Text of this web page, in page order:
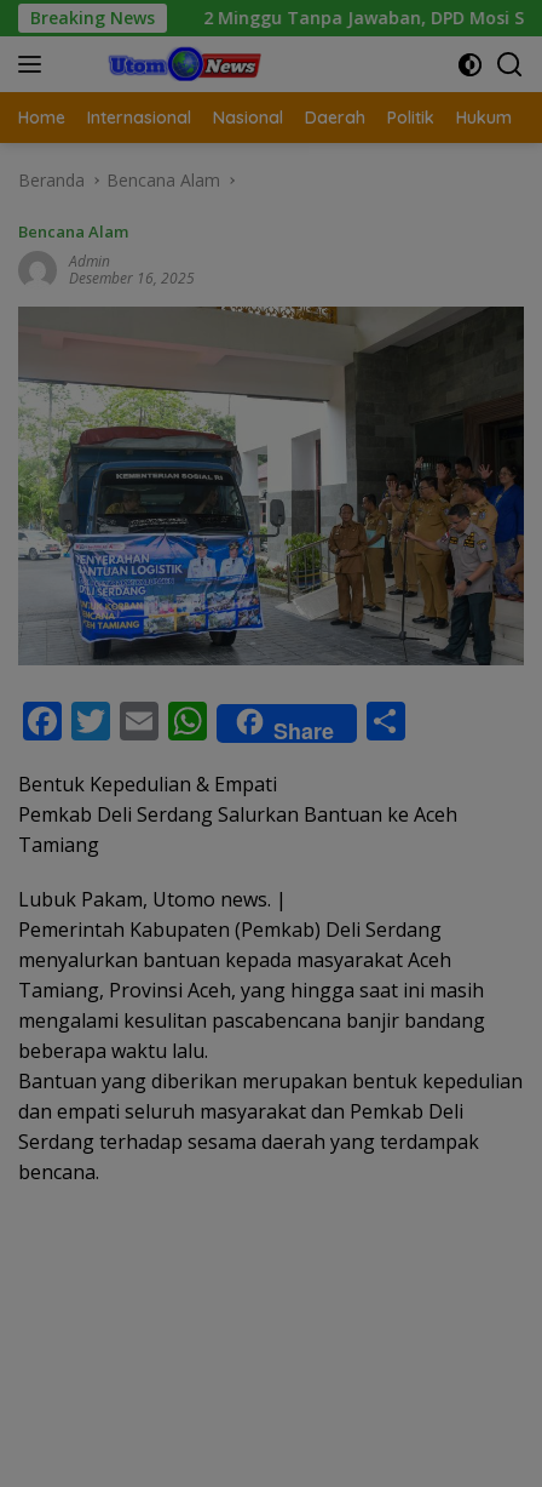
Langsung
ke
konten
Breaking News
2 Minggu Tanpa Jawaban, DPD Mosi Sumut Ancam Gelar
Home Internasional Nasional Daerah Politik Hukum
Beranda Bencana Alam
Bencana Alam
Admin
Desember 16, 2025
F
e
b
o
k
T
itt
er
E
ai
l
W
h
at
s
p
p
Share
ar
e
Bentuk Kepedulian & Empati
Pemkab Deli Serdang Salurkan Bantuan ke Aceh
Tamiang
Lubuk Pakam, Utomo news. |
Pemerintah Kabupaten (Pemkab) Deli Serdang
menyalurkan bantuan kepada masyarakat Aceh
Tamiang, Provinsi Aceh, yang hingga saat ini masih
mengalami kesulitan pascabencana banjir bandang
beberapa waktu lalu.
Bantuan yang diberikan merupakan bentuk kepedulian
dan empati seluruh masyarakat dan Pemkab Deli
Serdang terhadap sesama daerah yang terdampak
bencana.